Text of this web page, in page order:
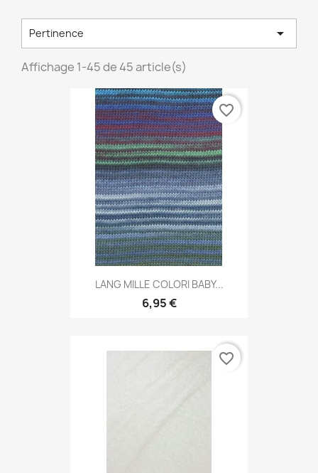
Pertinence 
Affichage 1-45 de 45 article(s)
LANG MILLE COLORI BABY...
6,95 €
favorite_border
favorite_border